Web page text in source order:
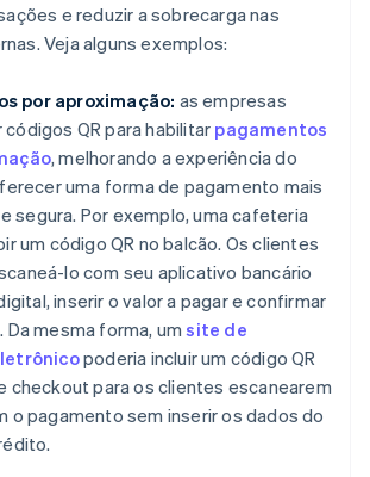
e reduzir a sobrecarga nas
Veja alguns exemplos:
por aproximação: as empresas
QR para habilitar pagamentos
, melhorando a experiência do
uma forma de pagamento mais
segura. Por exemplo, uma cafeteria
um código QR no balcão. Os clientes
lo com seu aplicativo bancário
inserir o valor a pagar e confirmar
Da mesma forma, umsite de
poderia incluir um código QR
checkout para os clientes escanearem
o pagamento sem inserir os dados do